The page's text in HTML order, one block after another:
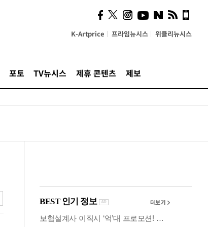
K-Artprice 프라임뉴시스 위클리뉴시스
포토 TV뉴시스 제휴 콘텐츠 제보
사이 해답 찾았죠"…알을
깨고 나온 '초자아'